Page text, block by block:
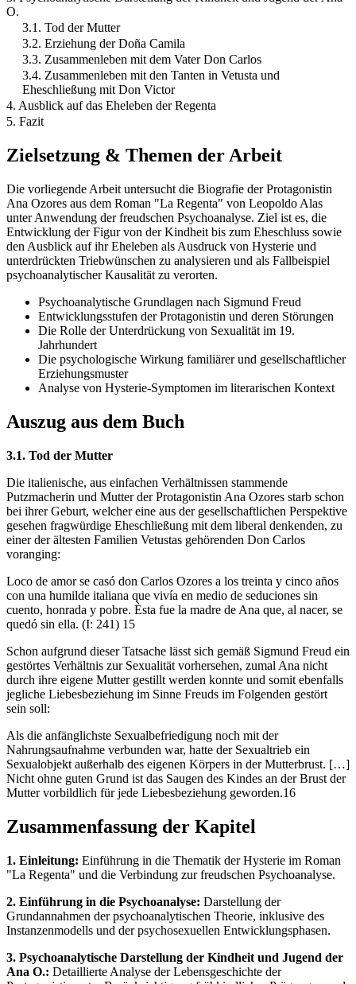
O.
3.1. Tod der Mutter
3.2. Erziehung der Doña Camila
3.3. Zusammenleben mit dem Vater Don Carlos
3.4. Zusammenleben mit den Tanten in Vetusta und
Eheschließung mit Don Victor
4. Ausblick auf das Eheleben der Regenta
5. Fazit
Zielsetzung & Themen der Arbeit
Die vorliegende Arbeit untersucht die Biografie der Protagonistin
Ana Ozores aus dem Roman "La Regenta" von Leopoldo Alas
unter Anwendung der freudschen Psychoanalyse. Ziel ist es, die
Entwicklung der Figur von der Kindheit bis zum Eheschluss sowie
den Ausblick auf ihr Eheleben als Ausdruck von Hysterie und
unterdrückten Triebwünschen zu analysieren und als Fallbeispiel
psychoanalytischer Kausalität zu verorten.
Psychoanalytische Grundlagen nach Sigmund Freud
Entwicklungsstufen der Protagonistin und deren Störungen
Die Rolle der Unterdrückung von Sexualität im 19.
Jahrhundert
Die psychologische Wirkung familiärer und gesellschaftlicher
Erziehungsmuster
Analyse von Hysterie-Symptomen im literarischen Kontext
Auszug aus dem Buch
3.1. Tod der Mutter
Die italienische, aus einfachen Verhältnissen stammende
Putzmacherin und Mutter der Protagonistin Ana Ozores starb schon
bei ihrer Geburt, welcher eine aus der gesellschaftlichen Perspektive
gesehen fragwürdige Eheschließung mit dem liberal denkenden, zu
einer der ältesten Familien Vetustas gehörenden Don Carlos
voranging:
Loco de amor se casó don Carlos Ozores a los treinta y cinco años
con una humilde italiana que vivía en medio de seduciones sin
cuento, honrada y pobre. Èsta fue la madre de Ana que, al nacer, se
quedó sin ella. (I: 241) 15
Schon aufgrund dieser Tatsache lässt sich gemäß Sigmund Freud ein
gestörtes Verhältnis zur Sexualität vorhersehen, zumal Ana nicht
durch ihre eigene Mutter gestillt werden konnte und somit ebenfalls
jegliche Liebesbeziehung im Sinne Freuds im Folgenden gestört
sein soll:
Als die anfänglichste Sexualbefriedigung noch mit der
Nahrungsaufnahme verbunden war, hatte der Sexualtrieb ein
Sexualobjekt außerhalb des eigenen Körpers in der Mutterbrust. […]
Nicht ohne guten Grund ist das Saugen des Kindes an der Brust der
Mutter vorbildlich für jede Liebesbeziehung geworden.16
Zusammenfassung der Kapitel
1. Einleitung: Einführung in die Thematik der Hysterie im Roman
"La Regenta" und die Verbindung zur freudschen Psychoanalyse.
2. Einführung in die Psychoanalyse: Darstellung der
Grundannahmen der psychoanalytischen Theorie, inklusive des
Instanzenmodells und der psychosexuellen Entwicklungsphasen.
3. Psychoanalytische Darstellung der Kindheit und Jugend der
Ana O.: Detaillierte Analyse der Lebensgeschichte der